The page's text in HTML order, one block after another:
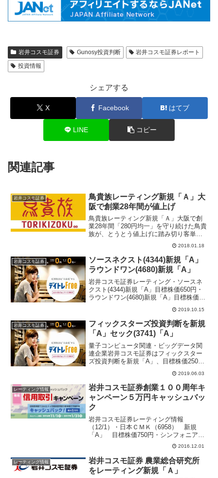
岩井コスモ証券 Gunosy投資判断
岩井コスモ証券レポート
投資情報
シェアする
X Facebook はてブ
LINE コピー
関連記事
岩井コスモ証券
鳥貴族レーティング新規「Ａ」大
阪で創業28年間が値上げ
鳥貴族レーティング新規「Ａ」大阪で創
業28年間「280円均一」を守り続けた鳥貴
族が、とうとう値上げに踏み切り客単価
アップ、更なる出店攻勢で今期は増収増
益に転じ、中期で1000店舗、長期で2000
店舗、将来は海外進出も視野に入れたビ
ジョンを評...
2018.01.18
岩井コスモ証券
ソースネクスト(4344)新規「A」
ラウンドワン(4680)新規「A」
岩井コスモ証券レーティング・ソースネ
クスト(4344)新規「A」目標株価650円・
ラウンドワン(4680)新規「A」目標株価
価1250円・ノーベル化学賞リチウムイオ
ン電池開発の旭化成吉野氏が受...
2019.10.15
岩井コスモ証券
フィックスターズ投資判断を新規
「A」セック(3741)「A」
量子コンピュータ関連・ビッグデータ関
連企業岩井コスモ証券はフィックスター
ズ投資判断を新規「A」、目標株価2500
ータ読込・書込み高速化する技術に強み
があるソフトウェア会社。ロボット、
AI（人工知能）、自動...
2019.06.03
レーティング情報
岩井コスモ証券創業１００周年キ
ャンペーン５万円キャッシュバッ
ク
岩井コスモ証券レーティング情報
（12/1）・日本ＣＭＫ（6958） 新規
「A」 目標株価750円・シンフォニアテ
クノ（6507） 新規「A」 目標株価340
円・王将（9936） 新規「B+」 目標株
価4700円・第一稀元素（4082） 「B...
2016.12.01
レーティング情報
岩井コスモ証券 農業総合研究所
をレーティング新規「Ａ」